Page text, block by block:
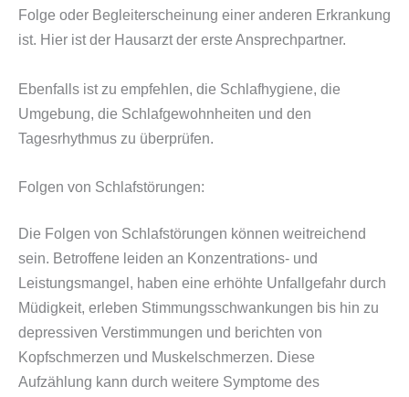
Folge oder Begleiterscheinung einer anderen Erkrankung
ist. Hier ist der Hausarzt der erste Ansprechpartner.
Ebenfalls ist zu empfehlen, die Schlafhygiene, die
Umgebung, die Schlafgewohnheiten und den
Tagesrhythmus zu überprüfen.
Folgen von Schlafstörungen:
Die Folgen von Schlafstörungen können weitreichend
sein. Betroffene leiden an Konzentrations- und
Leistungsmangel, haben eine erhöhte Unfallgefahr durch
Müdigkeit, erleben Stimmungsschwankungen bis hin zu
depressiven Verstimmungen und berichten von
Kopfschmerzen und Muskelschmerzen. Diese
Aufzählung kann durch weitere Symptome des